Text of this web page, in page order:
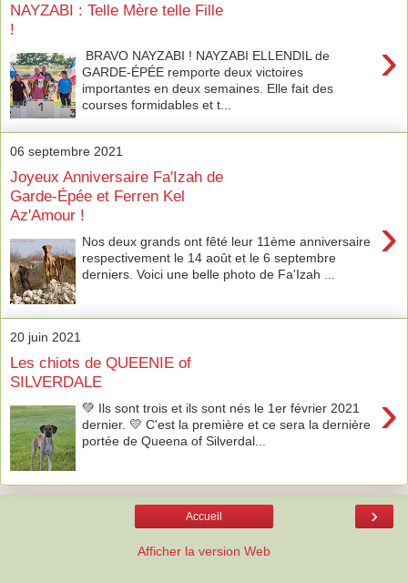
NAYZABI : Telle Mère telle Fille
!
›
BRAVO NAYZABI ! NAYZABI ELLENDIL de
GARDE-ÉPÉE remporte deux victoires
importantes en deux semaines. Elle fait des
courses formidables et t...
06 septembre 2021
Joyeux Anniversaire Fa'Izah de
Garde-Épée et Ferren Kel
Az'Amour !
›
Nos deux grands ont fêté leur 11ème anniversaire
respectivement le 14 août et le 6 septembre
derniers. Voici une belle photo de Fa'Izah ...
20 juin 2021
Les chiots de QUEENIE of
SILVERDALE
›
💚 Ils sont trois et ils sont nés le 1er février 2021
dernier. 💛 C'est la première et ce sera la dernière
portée de Queena of Silverdal...
›
Accueil
Afficher la version Web